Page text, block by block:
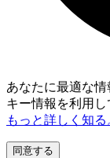
あなたに最適な
キー情報を利用し
もっと詳しく知る
同意する